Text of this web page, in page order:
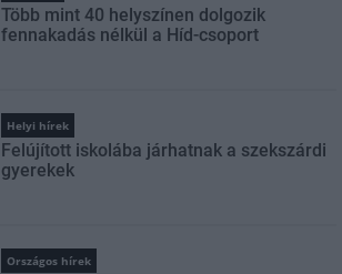
Több mint 40 helyszínen dolgozik
fennakadás nélkül a Híd-csoport
Helyi hírek
Felújított iskolába járhatnak a szekszárdi
gyerekek
Országos hírek